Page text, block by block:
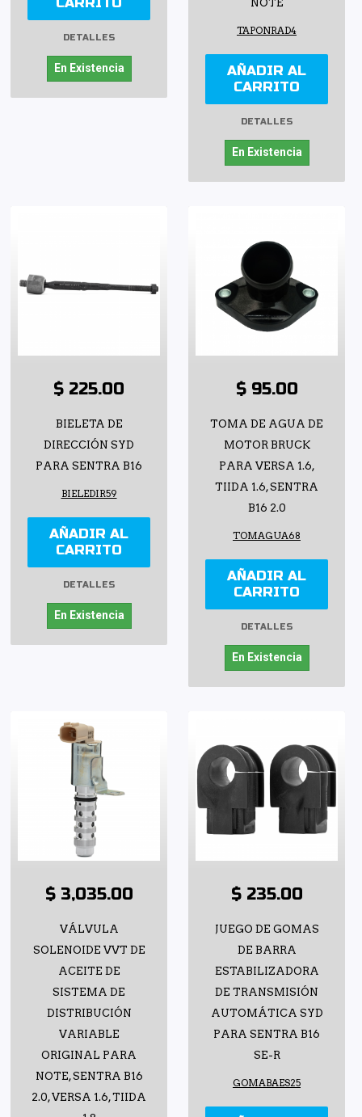
DETALLES
En Existencia
NOTE
TAPONRAD4
AÑADIR AL
CARRITO
DETALLES
En Existencia
$ 225.00
BIELETA DE
DIRECCIÓN SYD
PARA SENTRA B16
BIELEDIR59
AÑADIR AL
CARRITO
DETALLES
En Existencia
$ 95.00
TOMA DE AGUA DE
MOTOR BRUCK
PARA VERSA 1.6,
TIIDA 1.6, SENTRA
B16 2.0
TOMAGUA68
AÑADIR AL
CARRITO
DETALLES
En Existencia
$ 3,035.00
VÁLVULA
SOLENOIDE VVT DE
ACEITE DE
SISTEMA DE
DISTRIBUCIÓN
VARIABLE
ORIGINAL PARA
NOTE, SENTRA B16
2.0, VERSA 1.6, TIIDA
$ 235.00
JUEGO DE GOMAS
DE BARRA
ESTABILIZADORA
DE TRANSMISIÓN
AUTOMÁTICA SYD
PARA SENTRA B16
SE-R
GOMABAES25